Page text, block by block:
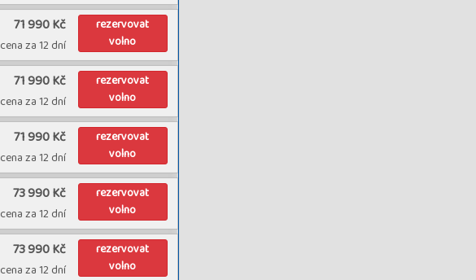
71 990 Kč
cena za 12 dní
rezervovat
volno
71 990 Kč
cena za 12 dní
rezervovat
volno
71 990 Kč
cena za 12 dní
rezervovat
volno
73 990 Kč
cena za 12 dní
rezervovat
volno
73 990 Kč
cena za 12 dní
rezervovat
volno